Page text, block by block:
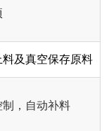
及真空保存原料
，自动补料